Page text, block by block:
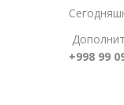
+998 99